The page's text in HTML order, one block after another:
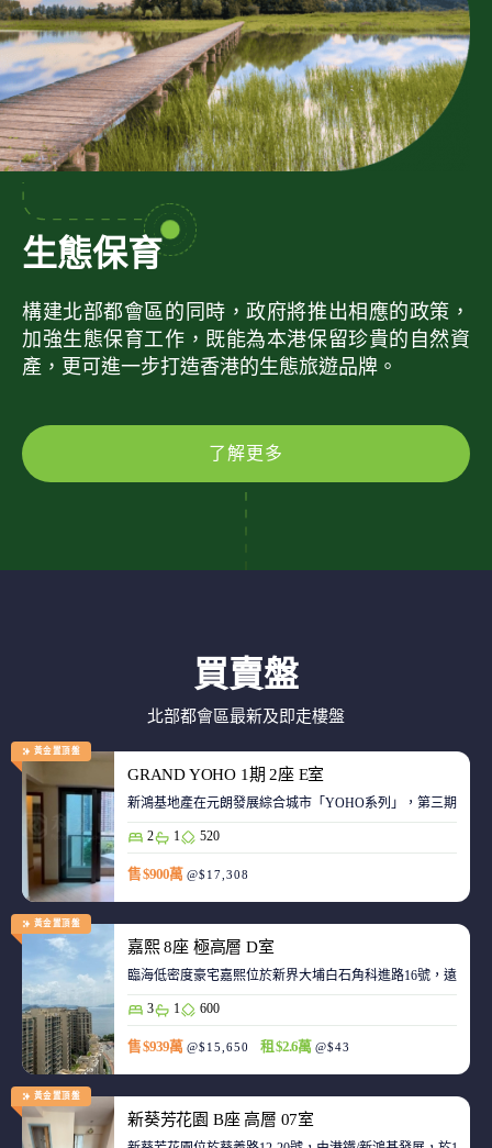
生態保育
構建北部都會區的同時，政府將推出相應的政策，
加強生態保育工作，既能為本港保留珍貴的自然資
產，更可進一步打造香港的生態旅遊品牌。
了解更多
買賣盤
北部都會區最新及即走樓盤
黃金置頂盤
GRAND YOHO 1期 2座 E室
2 1 520
售 $900萬 @$17,308
黃金置頂盤
嘉熙 8座 極高層 D室
臨海低密度豪宅嘉熙位於新界大埔白石角科進路16號，遠離
3 1 600
售 $939萬 @$15,650 租 $2.6萬 @$43
黃金置頂盤
新葵芳花園 B座 高層 07室